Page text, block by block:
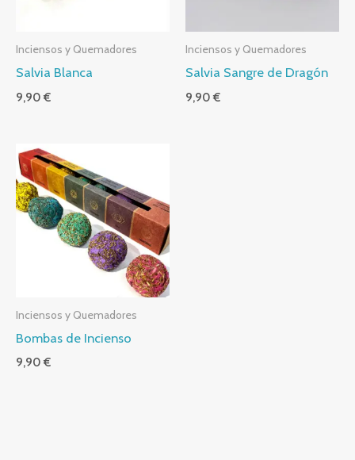
Inciensos y Quemadores
Salvia Blanca
9,90€
Inciensos y Quemadores
Salvia Sangre de Dragón
9,90€
Inciensos y Quemadores
Bombas de Incienso
9,90€